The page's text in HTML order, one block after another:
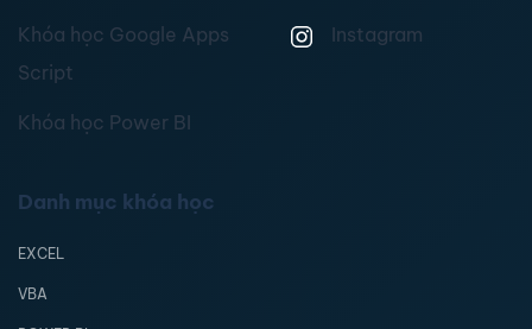
Khóa học Google Apps
Script
Khóa học Power BI
Instagram
Danh mục khóa học
EXCEL
VBA